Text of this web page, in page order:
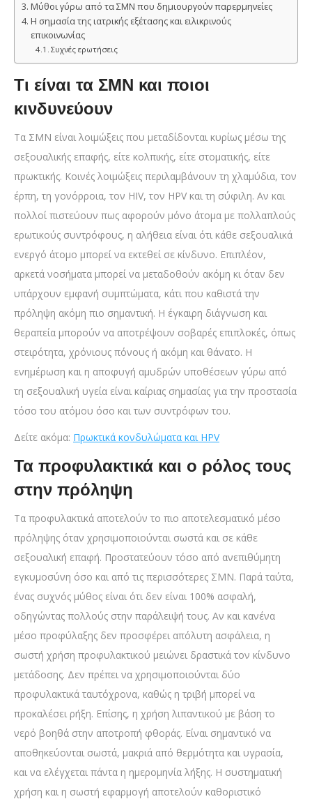
Μύθοι γύρω από τα ΣΜΝ που δημιουργούν παρερμηνείες
Η σημασία της ιατρικής εξέτασης και ειλικρινούς
επικοινωνίας
Συχνές ερωτήσεις
Τι είναι τα ΣΜΝ και ποιοι
κινδυνεύουν
Τα ΣΜΝ είναι λοιμώξεις που μεταδίδονται κυρίως μέσω της
σεξουαλικής επαφής, είτε κολπικής, είτε στοματικής, είτε
πρωκτικής. Κοινές λοιμώξεις περιλαμβάνουν τη χλαμύδια, τον
έρπη, τη γονόρροια, τον HIV, τον HPV και τη σύφιλη. Αν και
πολλοί πιστεύουν πως αφορούν μόνο άτομα με πολλαπλούς
ερωτικούς συντρόφους, η αλήθεια είναι ότι κάθε σεξουαλικά
ενεργό άτομο μπορεί να εκτεθεί σε κίνδυνο. Επιπλέον,
αρκετά νοσήματα μπορεί να μεταδοθούν ακόμη κι όταν δεν
υπάρχουν εμφανή συμπτώματα, κάτι που καθιστά την
πρόληψη ακόμη πιο σημαντική. Η έγκαιρη διάγνωση και
θεραπεία μπορούν να αποτρέψουν σοβαρές επιπλοκές, όπως
στειρότητα, χρόνιους πόνους ή ακόμη και θάνατο. Η
ενημέρωση και η αποφυγή αμυδρών υποθέσεων γύρω από
τη σεξουαλική υγεία είναι καίριας σημασίας για την προστασία
τόσο του ατόμου όσο και των συντρόφων του.
Δείτε ακόμα: Πρωκτικά κονδυλώματα και HPV
Τα προφυλακτικά και ο ρόλος τους
στην πρόληψη
Τα προφυλακτικά αποτελούν το πιο αποτελεσματικό μέσο
πρόληψης όταν χρησιμοποιούνται σωστά και σε κάθε
σεξουαλική επαφή. Προστατεύουν τόσο από ανεπιθύμητη
εγκυμοσύνη όσο και από τις περισσότερες ΣΜΝ. Παρά ταύτα,
ένας συχνός μύθος είναι ότι δεν είναι 100% ασφαλή,
οδηγώντας πολλούς στην παράλειψή τους. Αν και κανένα
μέσο προφύλαξης δεν προσφέρει απόλυτη ασφάλεια, η
σωστή χρήση προφυλακτικού μειώνει δραστικά τον κίνδυνο
μετάδοσης. Δεν πρέπει να χρησιμοποιούνται δύο
προφυλακτικά ταυτόχρονα, καθώς η τριβή μπορεί να
προκαλέσει ρήξη. Επίσης, η χρήση λιπαντικού με βάση το
νερό βοηθά στην αποτροπή φθοράς. Είναι σημαντικό να
αποθηκεύονται σωστά, μακριά από θερμότητα και υγρασία,
και να ελέγχεται πάντα η ημερομηνία λήξης. Η συστηματική
χρήση και η σωστή εφαρμογή αποτελούν καθοριστικό